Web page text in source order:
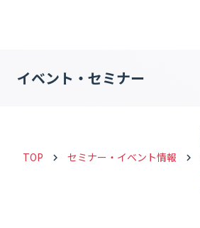
イベント・セミナー
TOP keyboard_arrow_right セミナー・イベント情報 keyboard_arrow_right